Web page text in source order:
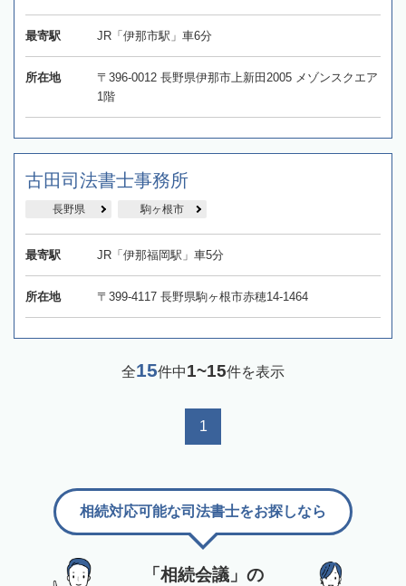
最寄駅 JR「伊那市駅」車6分
所在地
〒396-0012 長野県伊那市上新田2005 メゾンスクエア
1階
古田司法書士事務所
長野県 駒ヶ根市
最寄駅 JR「伊那福岡駅」車5分
所在地 〒399-4117​ 長野県駒ヶ根市赤穂14-1464
全15件中1~15件を表示
1
「相続会議」の
相続対応可能な司法書士をお探しなら